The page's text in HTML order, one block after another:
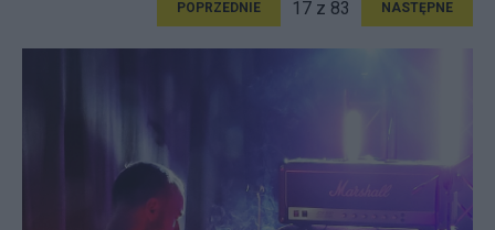
POPRZEDNIE 17 z 83 NASTĘPNE